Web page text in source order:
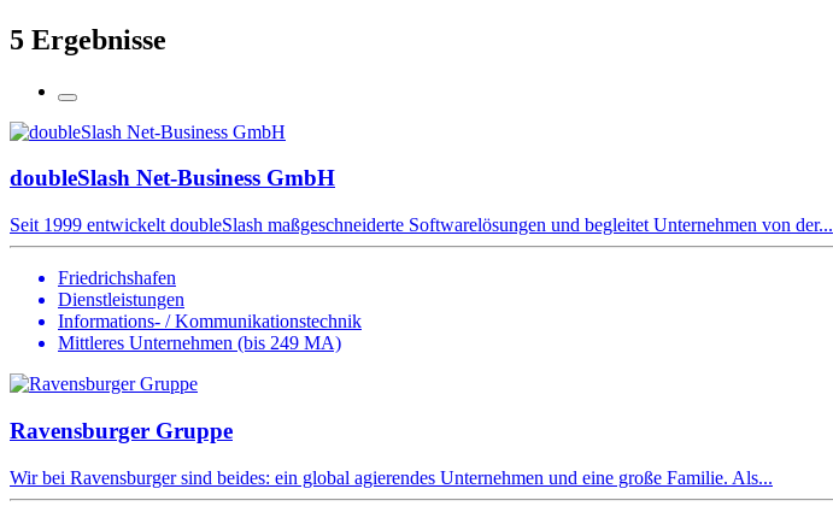
5 Ergebnisse
doubleSlash Net-Business GmbH
Seit 1999 entwickelt doubleSlash maßgeschneiderte Softwarelösungen und begleitet Unternehmen von der...
Friedrichshafen
Dienstleistungen
Informations- / Kommunikationstechnik
Mittleres Unternehmen (bis 249 MA)
Ravensburger Gruppe
Wir bei Ravensburger sind beides: ein global agierendes Unternehmen und eine große Familie. Als...